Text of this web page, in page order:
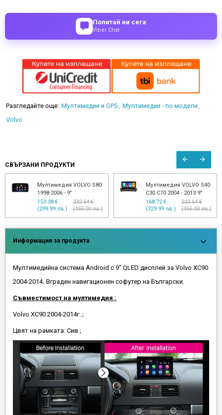
Попитай ни сега
Viber Chat
Разгледайте още: Мултимедии и GPS
Мултимедии - по модели
Volvo
СВЪРЗАНИ ПРОДУКТИ
Мултимедия VOLVO S80
1998-2006 - 9"
153.38 €
(299.99 лв.)
232.64 €
(455.00 лв.)
Мултимедия VOLVO S40
C30 C70 2004 - 2013 9"
168.72 €
(329.99 лв.)
232.64 €
(455.00 лв.)
Информация за продукта
Мултимедийна система Android с 9" QLED дисплей за Volvo XC90
2004-2014. Вграден навигационен софутер на Български.
Съвместимост на мултимедия :
Volvo XC90 2004-2014г..;
Цвят на рамката: Сив ;